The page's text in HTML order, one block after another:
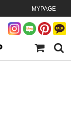
MYPAGE